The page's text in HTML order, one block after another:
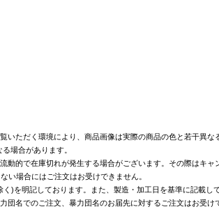
いただく環境により、商品画像は実際の商品の色と若干異
場合があります。
動的で在庫切れが発生する場合がございます。その際はキャ
い場合にはご注文はお受けできません。
)を明記しております。また、製造・加工日を基準に記載し
名でのご注文、暴力団名のお届先に対するご注文はお受け